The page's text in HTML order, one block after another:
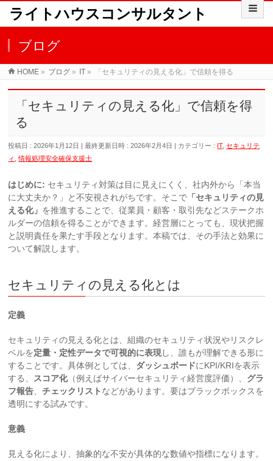
ライトハウスコンサルタント
ブログ
HOME » ブログ » IT » 「セキュリティの見える化」で信頼を得る
「セキュリティの見える化」で信頼を得
る
投稿日 : 2026年1月12日 最終更新日時 : 2026年2月4日 カテゴリー : IT,セキュリテ
ィ ,情報処理安全確保支援士
はじめに: セキュリティ対策は目に見えにくく、社内外から「本当
に大丈夫か？」と不安視されがちです。そこで 「セキュリティの見
える化」 を推進することで、従業員・顧客・取引先などステークホ
ルダーの信頼を得ることができます。経営層にとっても、現状把握
と説明責任を果たす手段となります。本稿では、その手法と効果に
ついて解説します。
セキュリティの見える化とは
定義
セキュリティの見える化とは、組織のセキュリティ状況やリスクレ
ベルを定量・定性データで可視的に表現し、誰もが理解できる形に
することです。具体例としては、 ダッシュボードにKPI/KRIを表示
する、 スコア化（例えばサイバーセキュリティ経営度評価）、 グラ
フ報告 、チェックリスト などがあります。要はブラックボックスを
透明にする試みです。
意義
見える化により、抽象的な不安が具体的な数値や指標になります。